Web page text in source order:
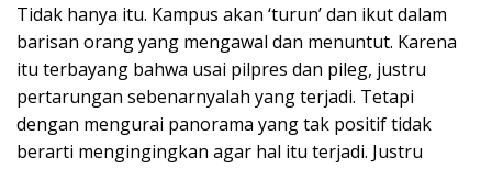
Tidak hanya itu. Kampus akan ‘turun’ dan ikut dalam
barisan orang yang mengawal dan menuntut. Karena
itu terbayang bahwa usai pilpres dan pileg, justru
pertarungan sebenarnyalah yang terjadi. Tetapi
dengan mengurai panorama yang tak positif tidak
berarti mengingingkan agar hal itu terjadi. Justru